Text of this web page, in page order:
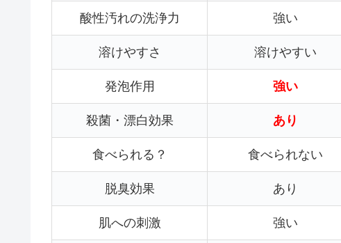
酸性汚れの洗浄力 強い
溶けやすさ 溶けやすい
発泡作用 強い
殺菌・漂白効果 あり
食べられる？ 食べられない
脱臭効果 あり
肌への刺激 強い